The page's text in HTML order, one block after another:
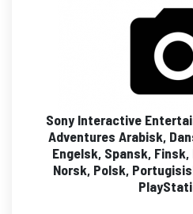
Sony Interactive
Adventures Arabisk,
Engelsk, Spansk,
Norsk, Polsk,